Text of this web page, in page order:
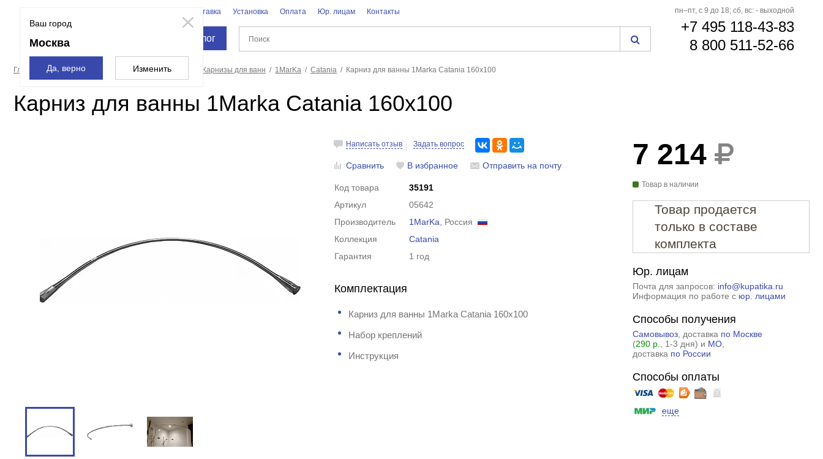
Ваш город
Москва
Да, верно Изменить
Доставка Установка Оплата Юр. лицам Контакты
Каталог
пн–пт, с 9 до 18; сб, вс: - выходной
+7 495 118-43-83
8 800 511-52-66
Главная страница Полотенцесушители, карнизы Карнизы для ванн 1MarKa Catania Карниз для ванны 1Marka Catania 160x100
Карниз для ванны 1Marka Catania 160x100
Написать отзыв Задать вопрос
Сравнить В избранное Отправить на почту
Код товара
35191
Артикул
05642
Производитель
1MarKa , Россия
Коллекция
Catania
Гарантия
1 год
Комплектация
Карниз для ванны 1Marka Catania 160x100
Набор креплений
Инструкция
7 214
Товар в наличии
Товар продается
только в составе
комплекта
Юр. лицам
Почта для запросов: info@kupatika.ru
Информация по работе с юр. лицами
Способы получения
Самовывоз, доставка по Москве
(290 р. , 1-3 дня) и МО,
доставка по России
Способы оплаты
еще